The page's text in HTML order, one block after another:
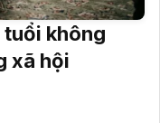
không
xã hội